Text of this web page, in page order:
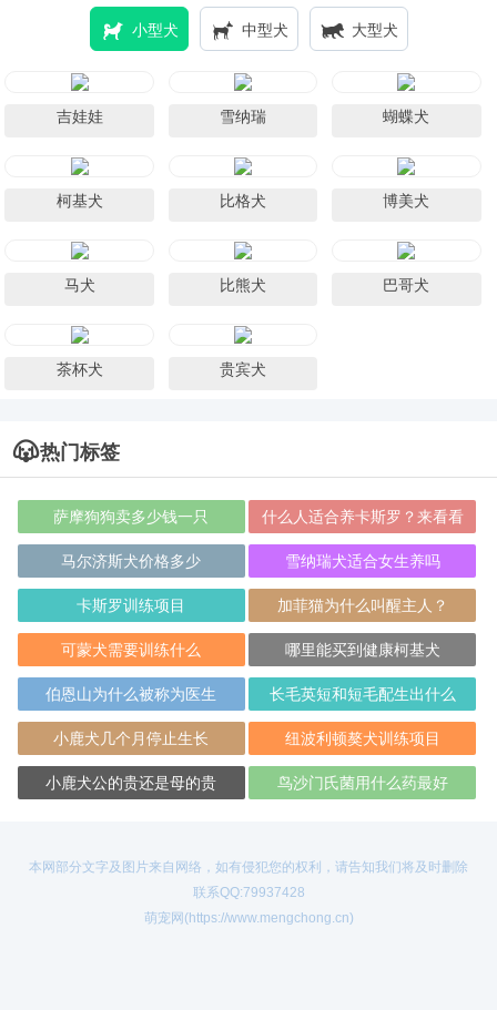
小型犬 中型犬 大型犬
吉娃娃 雪纳瑞 蝴蝶犬
柯基犬 比格犬 博美犬
马犬 比熊犬 巴哥犬
茶杯犬 贵宾犬
热门标签
萨摩狗狗卖多少钱一只 什么人适合养卡斯罗？来看看
马尔济斯犬价格多少 雪纳瑞犬适合女生养吗
卡斯罗训练项目 加菲猫为什么叫醒主人？
可蒙犬需要训练什么 哪里能买到健康柯基犬
伯恩山为什么被称为医生 长毛英短和短毛配生出什么
小鹿犬几个月停止生长 纽波利顿獒犬训练项目
小鹿犬公的贵还是母的贵 鸟沙门氏菌用什么药最好
本网部分文字及图片来自网络，如有侵犯您的权利，请告知我们将及时删除
联系QQ:79937428
萌宠网(https://www.mengchong.cn)